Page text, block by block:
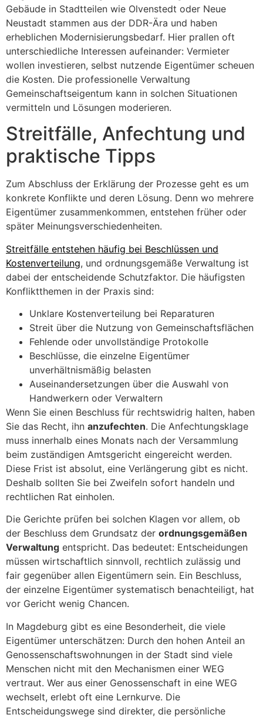
Gebäude in Stadtteilen wie Olvenstedt oder Neue
Neustadt stammen aus der DDR-Ära und haben
erheblichen Modernisierungsbedarf. Hier prallen oft
unterschiedliche Interessen aufeinander: Vermieter
wollen investieren, selbst nutzende Eigentümer scheuen
die Kosten. Die professionelle Verwaltung
Gemeinschaftseigentum kann in solchen Situationen
vermitteln und Lösungen moderieren.
Streitfälle, Anfechtung und
praktische Tipps
Zum Abschluss der Erklärung der Prozesse geht es um
konkrete Konflikte und deren Lösung. Denn wo mehrere
Eigentümer zusammenkommen, entstehen früher oder
später Meinungsverschiedenheiten.
Streitfälle entstehen häufig bei Beschlüssen und
Kostenverteilung, und ordnungsgemäße Verwaltung ist
dabei der entscheidende Schutzfaktor. Die häufigsten
Konfliktthemen in der Praxis sind:
Unklare Kostenverteilung bei Reparaturen
Streit über die Nutzung von Gemeinschaftsflächen
Fehlende oder unvollständige Protokolle
Beschlüsse, die einzelne Eigentümer
unverhältnismäßig belasten
Auseinandersetzungen über die Auswahl von
Handwerkern oder Verwaltern
Wenn Sie einen Beschluss für rechtswidrig halten, haben
Sie das Recht, ihn anzufechten. Die Anfechtungsklage
muss innerhalb eines Monats nach der Versammlung
beim zuständigen Amtsgericht eingereicht werden.
Diese Frist ist absolut, eine Verlängerung gibt es nicht.
Deshalb sollten Sie bei Zweifeln sofort handeln und
rechtlichen Rat einholen.
Die Gerichte prüfen bei solchen Klagen vor allem, ob
der Beschluss dem Grundsatz der ordnungsgemäßen
Verwaltung entspricht. Das bedeutet: Entscheidungen
müssen wirtschaftlich sinnvoll, rechtlich zulässig und
fair gegenüber allen Eigentümern sein. Ein Beschluss,
der einzelne Eigentümer systematisch benachteiligt, hat
vor Gericht wenig Chancen.
In Magdeburg gibt es eine Besonderheit, die viele
Eigentümer unterschätzen: Durch den hohen Anteil an
Genossenschaftswohnungen in der Stadt sind viele
Menschen nicht mit den Mechanismen einer WEG
vertraut. Wer aus einer Genossenschaft in eine WEG
wechselt, erlebt oft eine Lernkurve. Die
Entscheidungswege sind direkter, die persönliche